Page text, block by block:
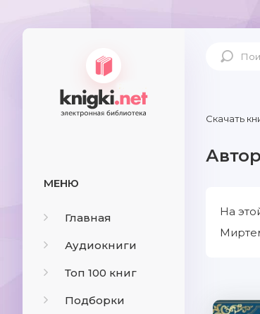
МЕНЮ
Главная
Аудиокниги
Топ 100 книг
Подборки
Скачать
На